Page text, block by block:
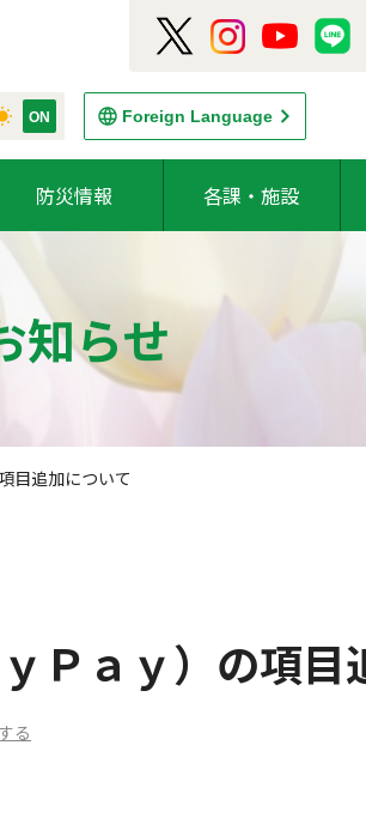
Foreign Language
防災情報 各課・施設
知らせ
目追加について
Ｐａｙ）の項目
る